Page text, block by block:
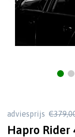
adviesprijs
Hapro Rider